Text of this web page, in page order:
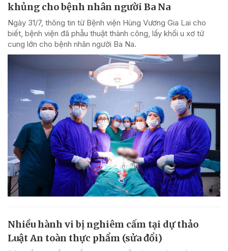
khủng cho bệnh nhân người Ba Na
Ngày 31/7, thông tin từ Bệnh viện Hùng Vương Gia Lai cho
biết, bệnh viện đã phẫu thuật thành công, lấy khối u xơ tử
cung lớn cho bệnh nhân người Ba Na.
Nhiều hành vi bị nghiêm cấm tại dự thảo
Luật An toàn thực phẩm (sửa đổi)